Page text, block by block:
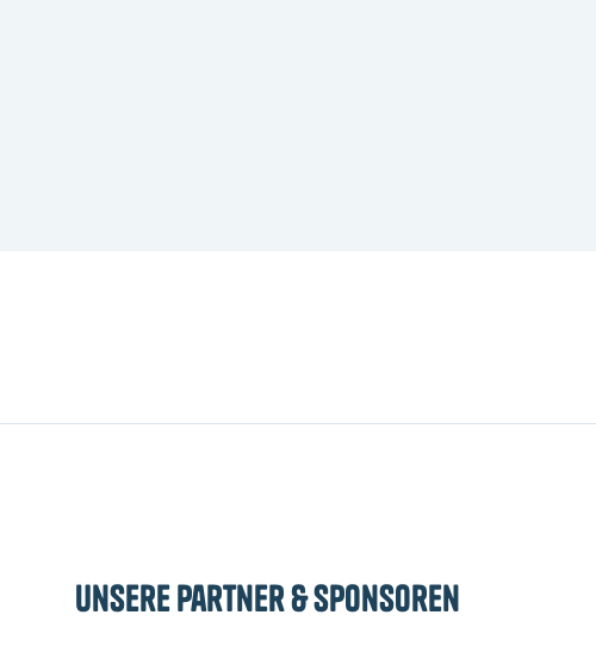
Unsere Partner & Sponsoren